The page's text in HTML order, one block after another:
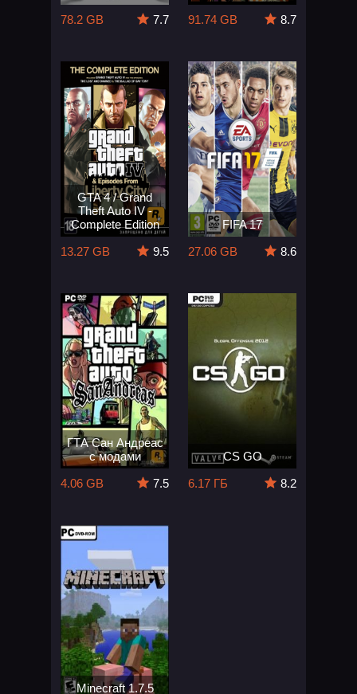
78.2 GB
7.7
91.74 GB
8.7
GTA 4 / Grand
Theft Auto IV -
Complete Edition
13.27 GB
9.5
FIFA 17
27.06 GB
8.6
ГТА Сан Андреас
с модами
4.06 GB
7.5
CS GO
6.17 ГБ
8.2
Minecraft 1.7.5